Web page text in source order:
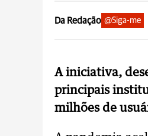
Da Redação @Siga-me
A iniciativa,
principais
milhões de